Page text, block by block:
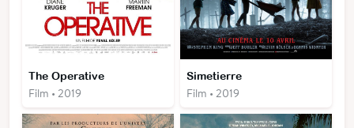
The Operative
Film • 2019
Simetierre
Film • 2019